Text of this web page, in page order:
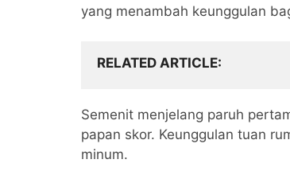
yang menambah keunggulan
RELATED ARTICLE
Semenit menjelang paruh
papan skor. Keunggulan tuan
minum.